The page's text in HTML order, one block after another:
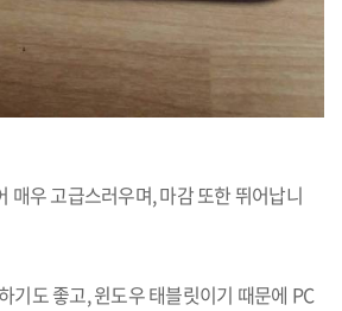
매우 고급스러우며,마감 또한 뛰어납니
기도 좋고,윈도우 태블릿이기 때문에 PC